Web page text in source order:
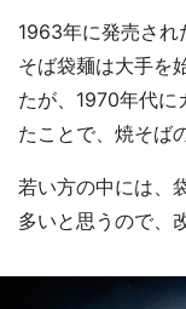
1963年に発売さ
そば袋麺は大手を
たが、1970年代に
たことで、焼そば
若い方の中には、
多いと思うので、